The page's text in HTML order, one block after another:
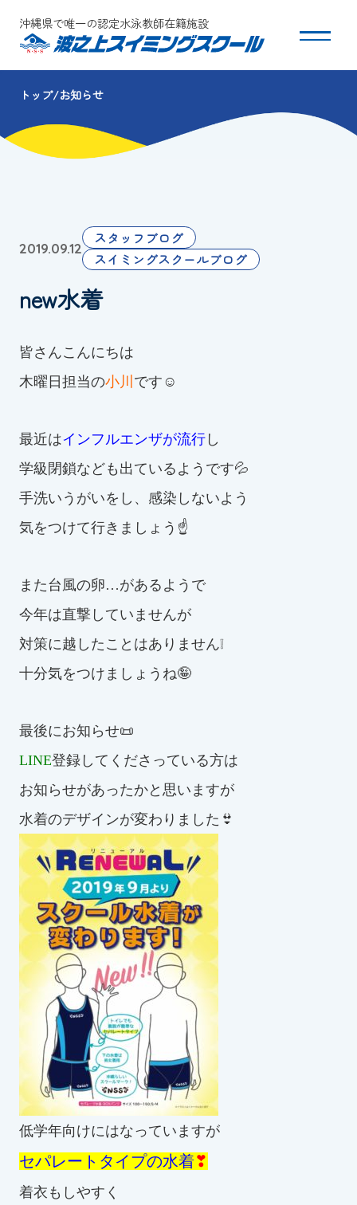
沖縄県で唯一の認定水泳教師在籍施設
スクールについて
コース・クラス紹介
団体会員募集
保護者の方へ
採用情報
お知らせ
カレンダー
波スイタイムズ
お問い合わせ
Tel.098-863-7264
平日 9:00～22:00｜土祝 9:00～21:00
メールでお問い合わせ
スイミングスクールの
体験申し込みはこちら!
トップ お知らせ
2019.09.12
スタッフブログ
スイミングスクールブログ
new水着
皆さんこんにちは
木曜日担当の小川 です☺
最近はインフルエンザが流行し
学級閉鎖なども出ているようです💦
手洗いうがいをし、感染しないよう
気をつけて行きましょう☝
また台風の卵…があるようで
今年は直撃していませんが
対策に越したことはありません❕
十分気をつけましょうね🤪
最後にお知らせ📜
LINE登録してくださっている方は
お知らせがあったかと思いますが
水着のデザインが変わりました👙
低学年向けにはなっていますが
セパレートタイプの水着❣
着衣もしやすく